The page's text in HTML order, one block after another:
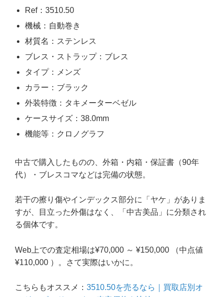
Ref：3510.50
機械：自動巻き
材質名：ステンレス
ブレス・ストラップ：ブレス
タイプ：メンズ
カラー：ブラック
外装特徴：タキメーターベゼル
ケースサイズ：38.0mm
機能等：クロノグラフ
中古で購入したものの、外箱・内箱・保証書（90年
代）・ブレスコマなどは完備の状態。
若干の擦り傷やインデックス部分に「ヤケ」がありま
すが、目立った外傷はなく、「中古美品」に分類され
る個体です。
Web上での査定相場は¥70,000 ～ ¥150,000 （中点値
¥110,000 ）。さて実際はいかに。
こちらもオススメ： 3510.50を売るなら｜買取店別オ